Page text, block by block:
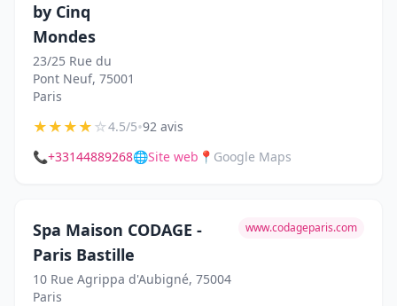
by Cinq
Mondes
23/25 Rue du
Pont Neuf, 75001
Paris
★★★★☆4.5/5•92 avis
📞+33144889268🌐Site web 📍 Google Maps
Spa Maison CODAGE -
Paris Bastille
10 Rue Agrippa d'Aubigné, 75004
Paris
www.codageparis.com